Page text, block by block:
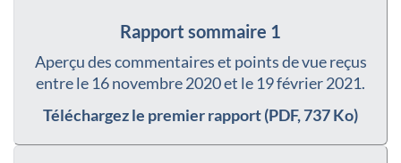
Rapport sommaire 1
Aperçu des commentaires et points de vue reçus
entre le 16 novembre 2020 et le 19 février 2021.
Téléchargez le premier rapport (PDF, 737 Ko)